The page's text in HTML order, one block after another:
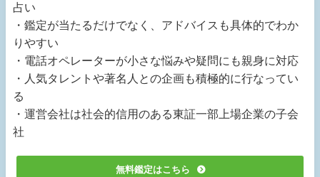
占い
・鑑定が当たるだけでなく、アドバイスも具体的でわか
りやすい
・電話オペレーターが小さな悩みや疑問にも親身に対応
・人気タレントや著名人との企画も積極的に行なってい
る
・運営会社は社会的信用のある東証一部上場企業の子会
社
無料鑑定はこちら